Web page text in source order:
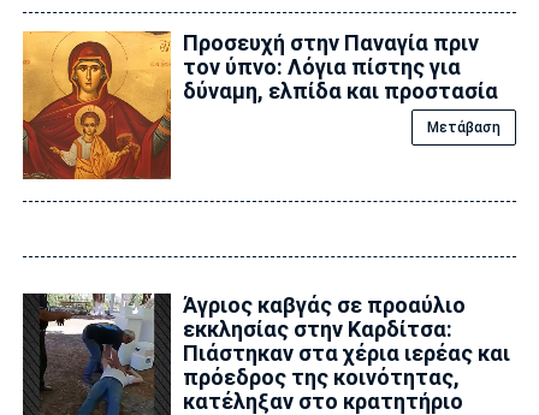
Προσευχή στην Παναγία πριν
τον ύπνο: Λόγια πίστης για
δύναμη, ελπίδα και προστασία
Μετάβαση
Άγριος καβγάς σε προαύλιο
εκκλησίας στην Καρδίτσα:
Πιάστηκαν στα χέρια ιερέας και
πρόεδρος της κοινότητας,
κατέληξαν στο κρατητήριο